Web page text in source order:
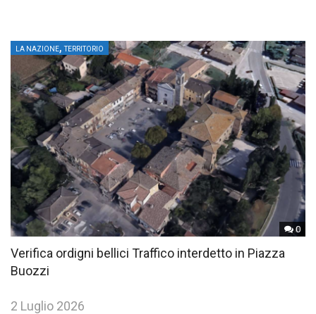
0
LA NAZIONE,TERRITORIO
Verifica ordigni bellici Traffico interdetto in Piazza
Buozzi
2 Luglio 2026